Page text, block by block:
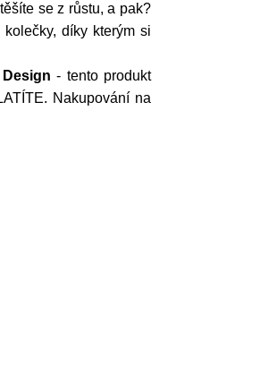
se z růstu, a pak?
díky kterým si
- tento produkt
Nakupování na